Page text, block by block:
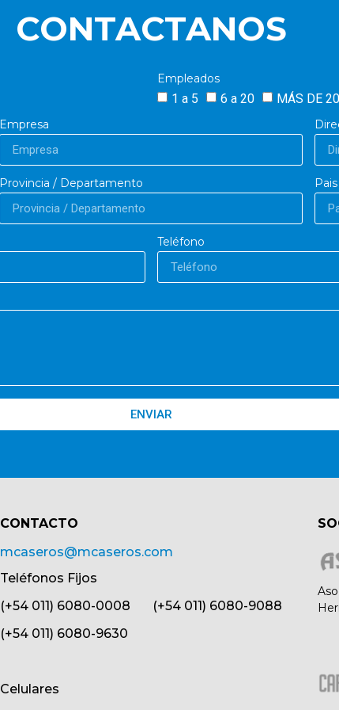
CONTACTANOS
Empleados
1 a 5 6 a 20 MÁS DE 20
Empresa
Provincia / Departamento Pais
Teléfono
ENVIAR
CONTACTO​
mcaseros@mcaseros.com
Teléfonos Fijos
(+54 011) 6080-0008 (+54 011) 6080-9088
(+54 011) 6080-9630
Celulares